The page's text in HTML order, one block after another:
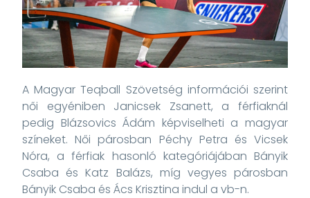
A Magyar Teqball Szövetség információi szerint
női egyéniben Janicsek Zsanett, a férfiaknál
pedig Blázsovics Ádám képviselheti a magyar
színeket. Női párosban Péchy Petra és Vicsek
Nóra, a férfiak hasonló kategóriájában Bányik
Csaba és Katz Balázs, míg vegyes párosban
Bányik Csaba és Ács Krisztina indul a vb-n.